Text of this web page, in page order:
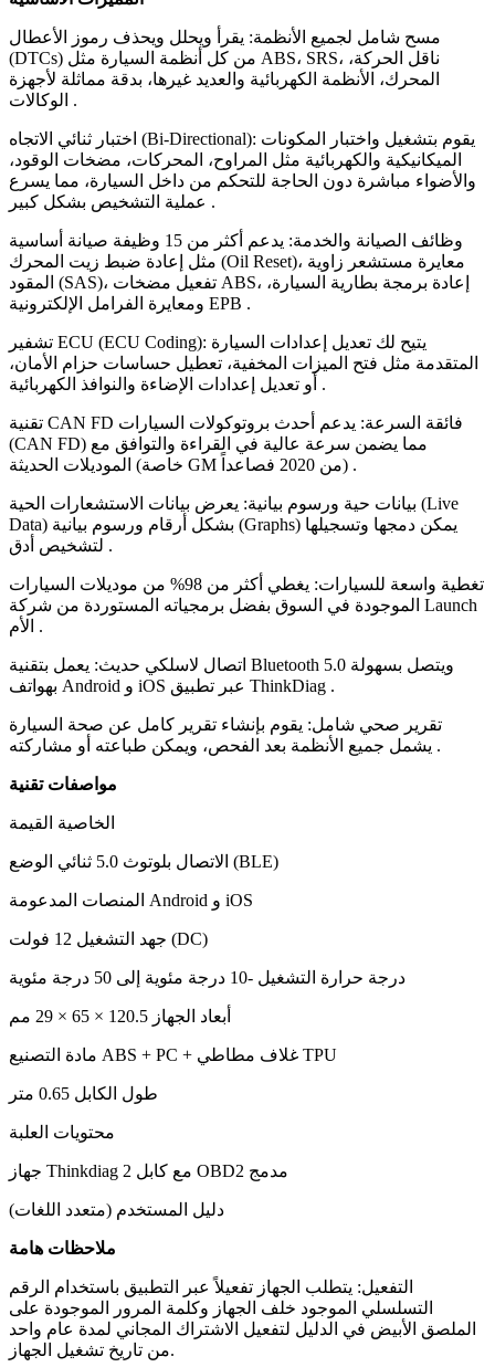
مسح شامل لجميع الأنظمة: يقرأ ويحلل ويحذف رموز الأعطال
(DTCs) من كل أنظمة السيارة مثل ABS، SRS، ناقل الحركة،
المحرك، الأنظمة الكهربائية والعديد غيرها، بدقة مماثلة لأجهزة
الوكالات .
اختبار ثنائي الاتجاه (Bi-Directional): يقوم بتشغيل واختبار المكونات
الميكانيكية والكهربائية مثل المراوح، المحركات، مضخات الوقود،
والأضواء مباشرة دون الحاجة للتحكم من داخل السيارة، مما يسرع
عملية التشخيص بشكل كبير .
وظائف الصيانة والخدمة: يدعم أكثر من 15 وظيفة صيانة أساسية
مثل إعادة ضبط زيت المحرك (Oil Reset)، معايرة مستشعر زاوية
المقود (SAS)، تفعيل مضخات ABS، إعادة برمجة بطارية السيارة،
ومعايرة الفرامل الإلكترونية EPB .
تشفير ECU (ECU Coding): يتيح لك تعديل إعدادات السيارة
المتقدمة مثل فتح الميزات المخفية، تعطيل حساسات حزام الأمان،
أو تعديل إعدادات الإضاءة والنوافذ الكهربائية .
تقنية CAN FD فائقة السرعة: يدعم أحدث بروتوكولات السيارات
(CAN FD) مما يضمن سرعة عالية في القراءة والتوافق مع
الموديلات الحديثة (خاصة GM من 2020 فصاعداً) .
بيانات حية ورسوم بيانية: يعرض بيانات الاستشعارات الحية (Live
Data) بشكل أرقام ورسوم بيانية (Graphs) يمكن دمجها وتسجيلها
لتشخيص أدق .
تغطية واسعة للسيارات: يغطي أكثر من 98% من موديلات السيارات
الموجودة في السوق بفضل برمجياته المستوردة من شركة Launch
الأم .
اتصال لاسلكي حديث: يعمل بتقنية Bluetooth 5.0 ويتصل بسهولة
بهواتف Android و iOS عبر تطبيق ThinkDiag .
تقرير صحي شامل: يقوم بإنشاء تقرير كامل عن صحة السيارة
يشمل جميع الأنظمة بعد الفحص، ويمكن طباعته أو مشاركته .
مواصفات تقنية
الخاصية القيمة
الاتصال بلوتوث 5.0 ثنائي الوضع (BLE)
المنصات المدعومة Android و iOS
جهد التشغيل 12 فولت (DC)
درجة حرارة التشغيل -10 درجة مئوية إلى 50 درجة مئوية
أبعاد الجهاز 120.5 × 65 × 29 مم
مادة التصنيع ABS + PC + غلاف مطاطي TPU
طول الكابل 0.65 متر
محتويات العلبة
جهاز Thinkdiag 2 مع كابل OBD2 مدمج
دليل المستخدم (متعدد اللغات)
ملاحظات هامة
التفعيل: يتطلب الجهاز تفعيلاً عبر التطبيق باستخدام الرقم
التسلسلي الموجود خلف الجهاز وكلمة المرور الموجودة على
الملصق الأبيض في الدليل لتفعيل الاشتراك المجاني لمدة عام واحد
من تاريخ تشغيل الجهاز.